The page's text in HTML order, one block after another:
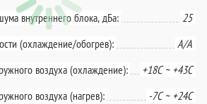
внутреннего блока, дБа:
25
(охлаждение/обогрев):
A/A
воздуха (охлаждение):
+18С ~ +43C
воздуха (нагрев):
-7C ~ +24C